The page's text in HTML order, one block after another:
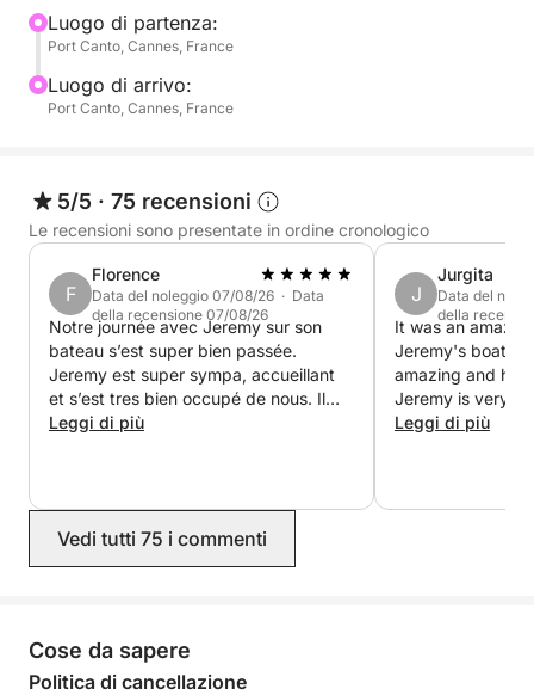
Con 20 anni di esperienza come cuoco nella marina
mercantile, vi do il benvenuto a bordo per una
piacevole giornata di relax, alla scoperta della costa
e gustando deliziosi piatti.
pinne, maschera, boccaglio e ciambella gonfiabile.
Per qualsiasi domanda o per ulteriori informazioni,
contattatemi tramite messaggio privato su
Click&Boat.
A presto per una meravigliosa avventura in mare!
Jeremy
Luogo di partenza:
Port Canto, Cannes, France
Luogo di arrivo:
Port Canto, Cannes, France
5/5 · 75 recensioni
Le recensioni sono presentate in ordine cronologico
F
Florence
Data del noleggio 07/08/26 · Data
della recensione 07/08/26
Notre journée avec Jeremy sur son
bateau s’est super bien passée.
Jeremy est super sympa, accueillant
et s’est tres bien occupé de nous. Il
nous a préparé un bbq comme un 🧑‍🍳
excellent moment pendant cette
excursion.
Leggi di più
J
Jurgita
Data del
della
It was an
Jeremy's boat ☺️
amazing and
Jeremy is very
welcoming.
Leggi di più
Vedi tutti 75 i commenti
Cose da sapere
Politica di cancellazione